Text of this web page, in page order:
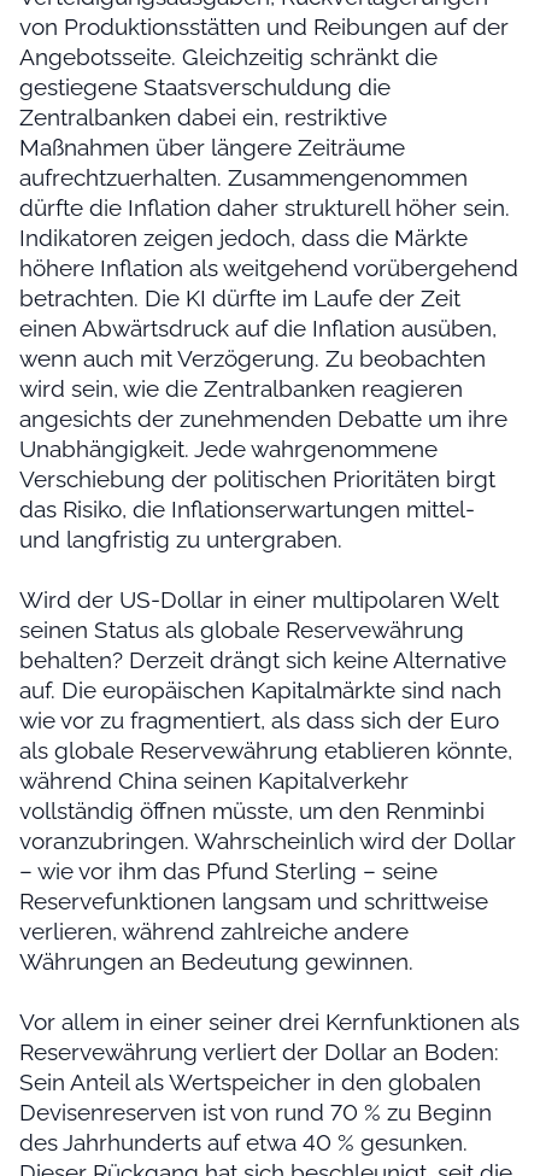
von Produktionsstätten und Reibungen auf der
Angebotsseite. Gleichzeitig schränkt die
gestiegene Staatsverschuldung die
Zentralbanken dabei ein, restriktive
Maßnahmen über längere Zeiträume
aufrechtzuerhalten. Zusammengenommen
dürfte die Inflation daher strukturell höher sein.
Indikatoren zeigen jedoch, dass die Märkte
höhere Inflation als weitgehend vorübergehend
betrachten. Die KI dürfte im Laufe der Zeit
einen Abwärtsdruck auf die Inflation ausüben,
wenn auch mit Verzögerung. Zu beobachten
wird sein, wie die Zentralbanken reagieren
angesichts der zunehmenden Debatte um ihre
Unabhängigkeit. Jede wahrgenommene
Verschiebung der politischen Prioritäten birgt
das Risiko, die Inflationserwartungen mittel-
und langfristig zu untergraben.
Wird der US-Dollar in einer multipolaren Welt
seinen Status als globale Reservewährung
behalten? Derzeit drängt sich keine Alternative
auf. Die europäischen Kapitalmärkte sind nach
wie vor zu fragmentiert, als dass sich der Euro
als globale Reservewährung etablieren könnte,
während China seinen Kapitalverkehr
vollständig öffnen müsste, um den Renminbi
voranzubringen. Wahrscheinlich wird der Dollar
– wie vor ihm das Pfund Sterling – seine
Reservefunktionen langsam und schrittweise
verlieren, während zahlreiche andere
Währungen an Bedeutung gewinnen.
Vor allem in einer seiner drei Kernfunktionen als
Reservewährung verliert der Dollar an Boden:
Sein Anteil als Wertspeicher in den globalen
Devisenreserven ist von rund 70 % zu Beginn
des Jahrhunderts auf etwa 40 % gesunken.